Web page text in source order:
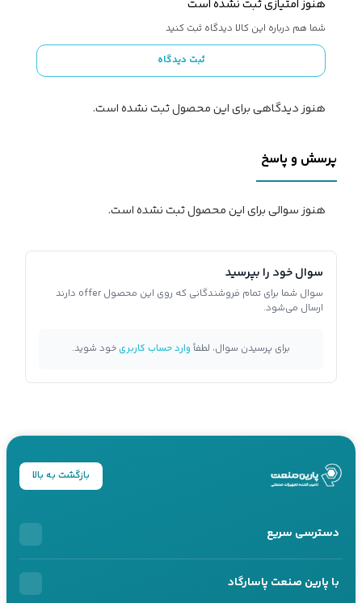
هنوز امتیازی ثبت نشده است
شما هم درباره این کالا دیدگاه ثبت کنید
ثبت دیدگاه
هنوز دیدگاهی برای این محصول ثبت نشده است.
پرسش و پاسخ
هنوز سوالی برای این محصول ثبت نشده است.
سوال خود را بپرسید
سوال شما برای تمام فروشندگانی که روی این محصول offer دارند
ارسال می‌شود.
برای پرسیدن سوال، لطفاًوارد حساب کاربریخود شوید.
بازگشت به بالا
دسترسی سریع
با پارین صنعت پاسارگاد